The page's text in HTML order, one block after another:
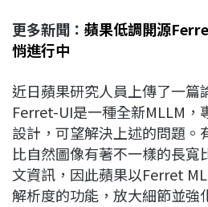
更多新聞： 蘋果低調開源
悄進行中
近日蘋果研究人員上傳了一篇
Ferret-UI是一種全新MLLM，
設計，可望解決上述的問題。
比自然圖像有著不一樣的長寬
文資訊，因此蘋果以Ferret
解析度的功能，放大細節並強